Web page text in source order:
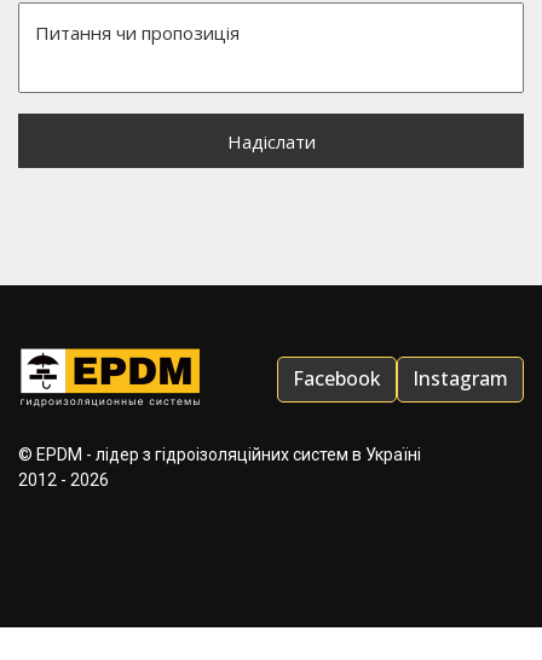
Facebook Instagram
© EPDM - лідер з гідроізоляційних систем в Україні
2012 - 2026